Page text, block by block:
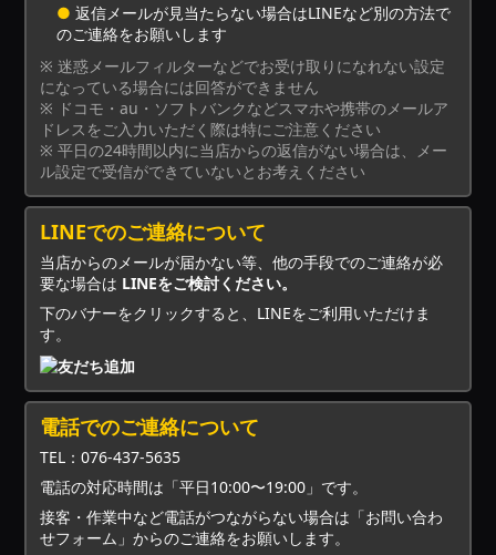
● 返信メールが見当たらない場合はLINEなど別の方法で
のご連絡をお願いします
※ 迷惑メールフィルターなどでお受け取りになれない設定
になっている場合には回答ができません
※ ドコモ・au・ソフトバンクなどスマホや携帯のメールア
ドレスをご入力いただく際は特にご注意ください
※ 平日の24時間以内に当店からの返信がない場合は、メー
ル設定で受信ができていないとお考えください
LINEでのご連絡について
当店からのメールが届かない等、他の手段でのご連絡が必
要な場合は LINEをご検討ください。
下のバナーをクリックすると、LINEをご利用いただけま
す。
電話でのご連絡について
TEL：076-437-5635
電話の対応時間は「平日10:00〜19:00」です。
接客・作業中など電話がつながらない場合は「お問い合わ
せフォーム」からのご連絡をお願いします。